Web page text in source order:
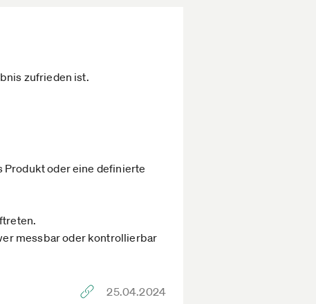
zufrieden ist.
Produkt oder eine definierte
messbar oder kontrollierbar
25.04.2024